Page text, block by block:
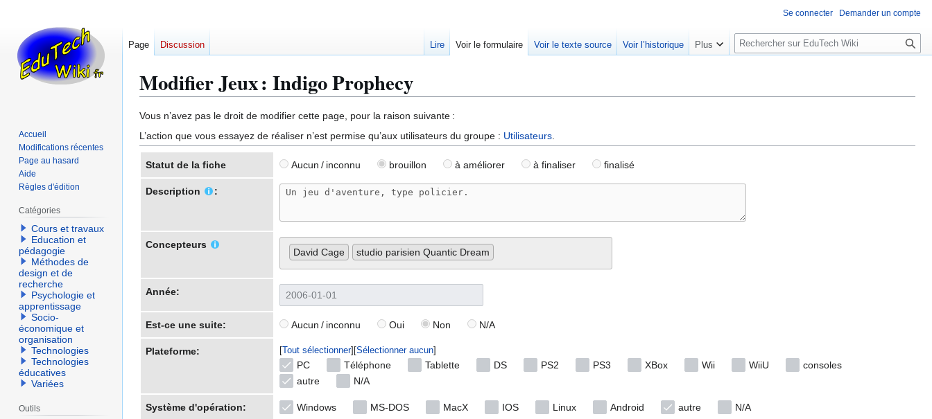
Modifier Jeux : Indigo Prophecy
Aller
à
la
navigation
Aller
à
la
recherche
Vous n’avez pas le droit de modifier cette page, pour la raison suivante :
L’action que vous essayez de réaliser n’est permise qu’aux utilisateurs du groupe : Utilisateurs.
Statut de la fiche Aucun / inconnu brouillon à améliorer à finaliser finalisé
Description :
Concepteurs
David Cage studio parisien Quantic Dream
Année:
Est-ce une suite: Aucun / inconnu Oui Non N/A
Plateforme: Tout sélectionner Sélectionner aucun
PC Téléphone Tablette DS PS2 PS3 XBox Wii WiiU
consoles
autre
N/A
Système d'opération: Windows MS-DOS MacX IOS Linux Android autre N/A
Se connecter Demander un compte
Page Discussion Lire Voir le formulaire Voir le texte source Voir l’historique Plus
R
e
e
h
r
Accueil
Modifications récentes
Page au hasard
Aide
Règles d'édition
Catégories
Cours et travaux
Education et
pédagogie
Méthodes de
design et de
recherche
Psychologie et
apprentissage
Socio-
économique et
organisation
Technologies
Technologies
éducatives
Variées
Outils